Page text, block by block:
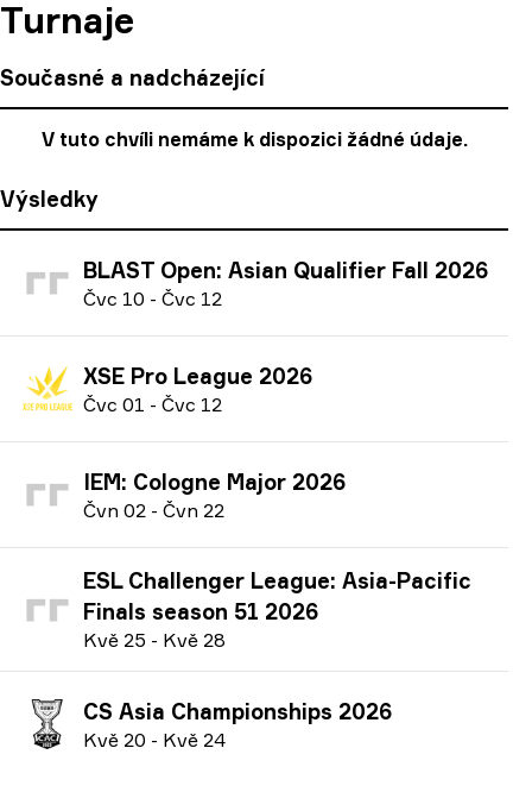
Turnaje
Současné a nadcházející
V tuto chvíli nemáme k dispozici žádné údaje.
Výsledky
BLAST Open: Asian Qualifier Fall 2026
Čvc 10 - Čvc 12
XSE Pro League 2026
Čvc 01 - Čvc 12
IEM: Cologne Major 2026
Čvn 02 - Čvn 22
ESL Challenger League: Asia-Pacific
Finals season 51 2026
Kvě 25 - Kvě 28
CS Asia Championships 2026
Kvě 20 - Kvě 24